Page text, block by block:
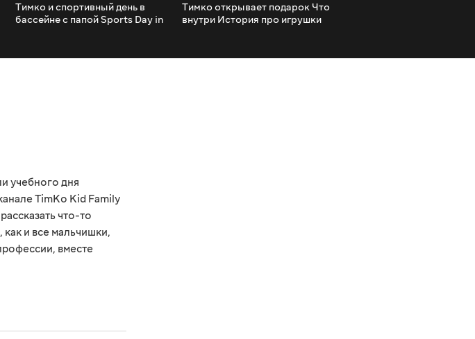
Тимко и спортивный день в
бассейне с папой Sports Day in
Тимко открывает подарок Что
внутри История про игрушки
учебного дня
TimKo Kid Family
что-то
и все мальчишки,
вместе